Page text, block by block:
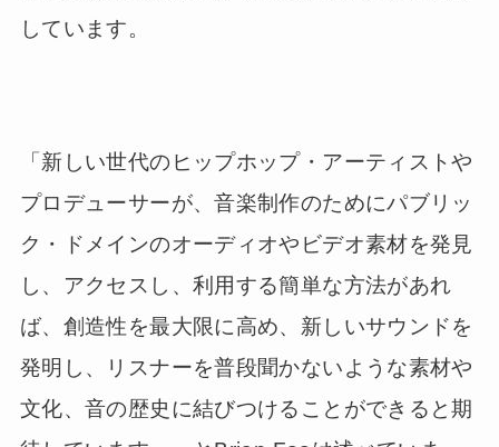
しています。
「新しい世代のヒップホップ・アーティストや
プロデューサーが、音楽制作のためにパブリッ
ク・ドメインのオーディオやビデオ素材を発見
し、アクセスし、利用する簡単な方法があれ
ば、創造性を最大限に高め、新しいサウンドを
発明し、リスナーを普段聞かないような素材や
文化、音の歴史に結びつけることができると期